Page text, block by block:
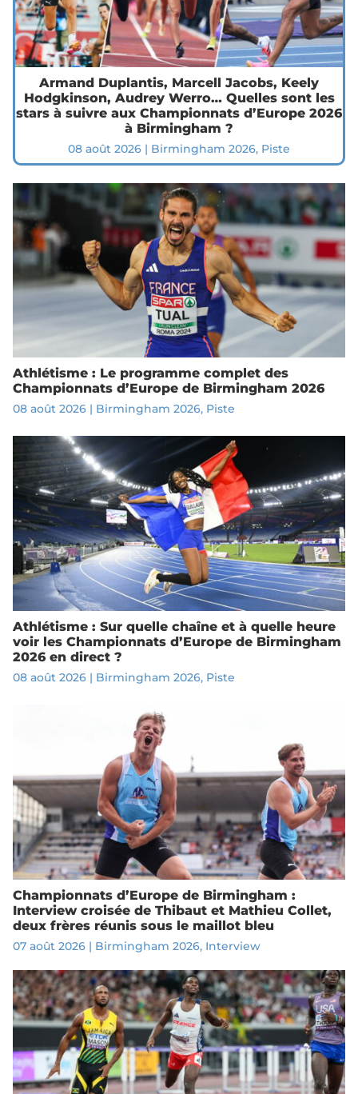
Armand Duplantis, Marcell Jacobs, Keely
Hodgkinson, Audrey Werro… Quelles sont les
stars à suivre aux Championnats d’Europe 2026
à Birmingham ?
08 août 2026 | Birmingham 2026, Piste
Athlétisme : Le programme complet des
Championnats d’Europe de Birmingham 2026
08 août 2026| Birmingham 2026, Piste
Athlétisme : Sur quelle chaîne et à quelle heure
voir les Championnats d’Europe de Birmingham
2026 en direct ?
08 août 2026| Birmingham 2026, Piste
Championnats d’Europe de Birmingham :
Interview croisée de Thibaut et Mathieu Collet,
deux frères réunis sous le maillot bleu
07 août 2026| Birmingham 2026, Interview